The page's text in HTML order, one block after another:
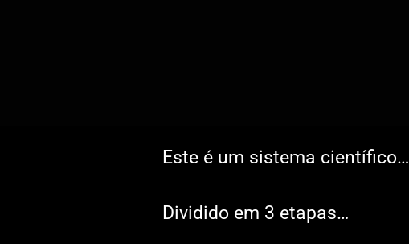
Este é um sistema científico…
Dividido em 3 etapas…